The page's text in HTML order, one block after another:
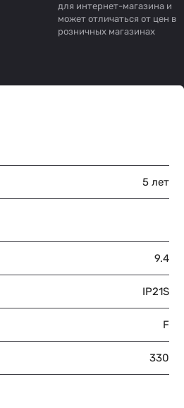
для интернет-магазина и
может отличаться от цен в
розничных магазинах
5 лет
9.4
IP21S
F
330